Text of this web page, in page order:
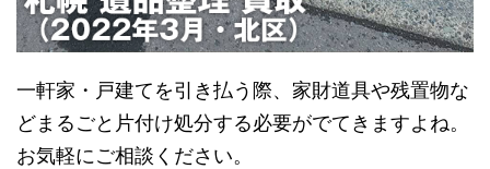
一軒家・戸建てを引き払う際、家財道具や残置物な
どまるごと片付け処分する必要がでてきますよね。
お気軽にご相談ください。